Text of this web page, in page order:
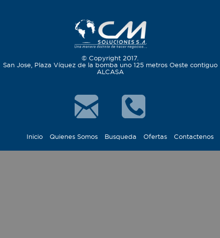
© Copyright 2017.
San Jose, Plaza Víquez de la bomba uno 125 metros Oeste contiguo
ALCASA
Inicio Quienes Somos Busqueda Ofertas Contactenos